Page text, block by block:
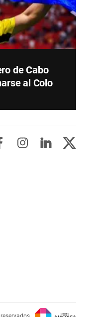
de Cabo
al Colo